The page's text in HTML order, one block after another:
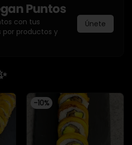
Puntos
con tus
por productos y
Únete
-10%